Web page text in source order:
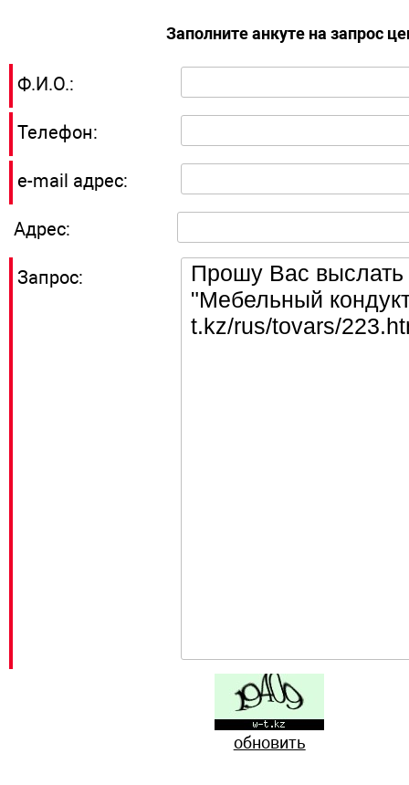
Заполните анкуте на запрос
Ф.И.О.:
Телефон:
e-mail адрес:
Адрес:
Запрос:
обновить